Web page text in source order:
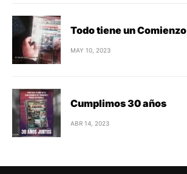
Todo tiene un Comienzo
MAY 10, 2023
Cumplimos 30 años
ABR 14, 2023